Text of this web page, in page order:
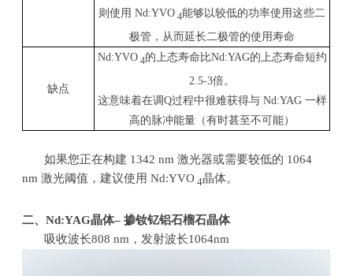
则使用 Nd:YVO 4能够以较低的功率使用这些二
极管，从而延长二极管的使用寿命
缺点
Nd:YVO4的上态寿命比Nd:YAG的上态寿命短约
2.5-3倍。
这意味着在调Q过程中很难获得与Nd:YAG 一样
高的脉冲能量（有时甚至不可能）
如果您正在构建 1342 nm激光器或需要较低的 1064
nm激光阈值，建议使用 Nd:YVO 4晶体。
二、Nd:YAG晶体–掺钕钇铝石榴石晶体
吸收波长808 nm ，发射波长1064nm